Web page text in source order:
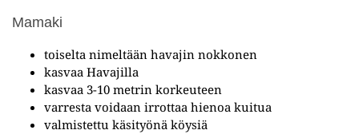
Mamaki
toiselta nimeltään havajin nokkonen
kasvaa Havajilla
kasvaa 3-10 metrin korkeuteen
varresta voidaan irrottaa hienoa kuitua
valmistettu käsityönä köysiä